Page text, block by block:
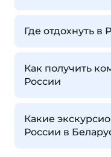
Где отдохнуть в
Как получить
России
Какие
России в